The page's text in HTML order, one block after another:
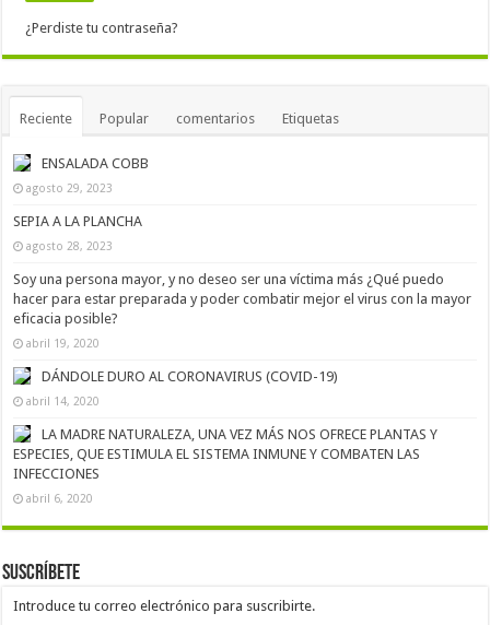
¿Perdiste tu contraseña?
Reciente Popular comentarios Etiquetas
ENSALADA COBB
agosto 29, 2023
SEPIA A LA PLANCHA
agosto 28, 2023
Soy una persona mayor, y no deseo ser una víctima más ¿Qué puedo
hacer para estar preparada y poder combatir mejor el virus con la mayor
eficacia posible?
abril 19, 2020
DÁNDOLE DURO AL CORONAVIRUS (COVID-19)
abril 14, 2020
LA MADRE NATURALEZA, UNA VEZ MÁS NOS OFRECE PLANTAS Y
ESPECIES, QUE ESTIMULA EL SISTEMA INMUNE Y COMBATEN LAS
INFECCIONES
abril 6, 2020
Suscríbete
Introduce tu correo electrónico para suscribirte.